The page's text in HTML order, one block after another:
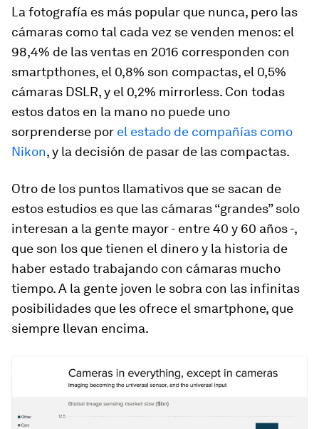
La fotografía es más popular que nunca, pero las
cámaras como tal cada vez se venden menos: el
98,4% de las ventas en 2016 corresponden con
smartpthones, el 0,8% son compactas, el 0,5%
cámaras DSLR, y el 0,2% mirrorless. Con todas
estos datos en la mano no puede uno
sorprenderse por el estado de compañías como
Nikon, y la decisión de pasar de las compactas.
Otro de los puntos llamativos que se sacan de
estos estudios es que las cámaras “grandes” solo
interesan a la gente mayor - entre 40 y 60 años -,
que son los que tienen el dinero y la historia de
haber estado trabajando con cámaras mucho
tiempo. A la gente joven le sobra con las infinitas
posibilidades que les ofrece el smartphone, que
siempre llevan encima.